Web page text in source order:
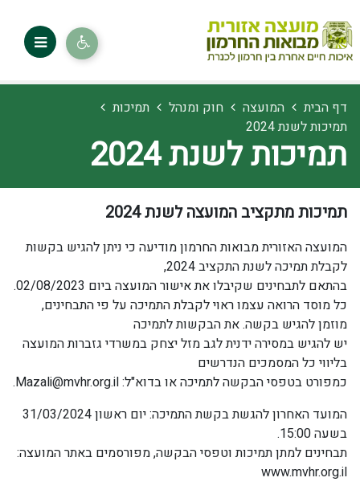
דף הבית המועצה חוק ומנהל
תמיכות
תמיכות לשנת 2024
תמיכות לשנת 2024
תמיכות מתקציב המועצה לשנת 2024
המועצה האזורית מבואות החרמון מודיעה כי ניתן להגיש בקשות
לקבלת תמיכה לשנת התקציב 2024,
בהתאם לתבחינים שקיבלו את אישור המועצה ביום 02/08/2023.
כל מוסד הרואה עצמו ראוי לקבלת התמיכה על פי התבחינים,
מוזמן להגיש בקשה. את הבקשות לתמיכה
יש להגיש במסירה ידנית לגב מזל יצחק במשרדי גזברות המועצה
בליווי כל המסמכים הנדרשים
כמפורט בטפסי הבקשה לתמיכה או בדוא"ל: Mazali@mvhr.org.il.
המועד האחרון להגשת בקשת התמיכה: יום ראשון 31/03/2024
בשעה 15:00.
תבחינים למתן תמיכות וטפסי הבקשה, מפורסמים באתר המועצה:
www.mvhr.org.il